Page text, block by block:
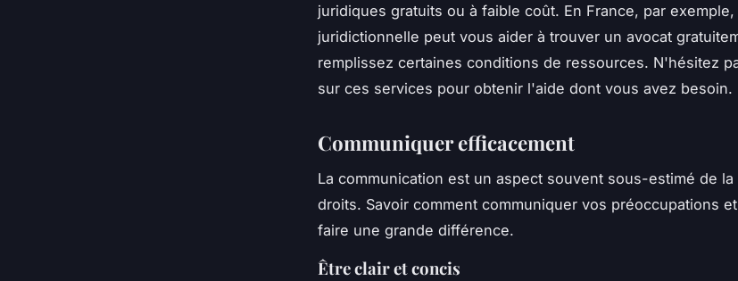
juridiques gratuits ou à faible coût. En France, par exemple,
juridictionnelle peut vous aider à trouver un avocat
remplissez certaines conditions de ressources. N'hésitez
sur ces services pour obtenir l'aide dont vous avez besoin.
Communiquer efficacement
La communication est un aspect souvent sous-estimé de
droits. Savoir comment communiquer vos préoccupations
faire une grande différence.
Être clair et concis